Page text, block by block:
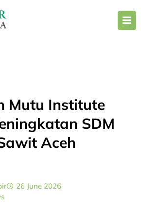
Mutu Institute
SDM
Aceh
26 June 2026